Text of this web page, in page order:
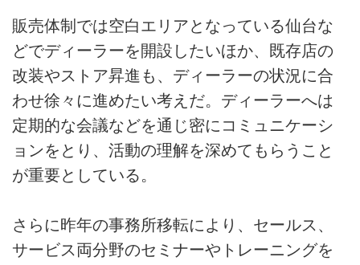
販売体制では空白エリアとなっている仙台な
どでディーラーを開設したいほか、既存店の
改装やストア昇進も、ディーラーの状況に合
わせ徐々に進めたい考えだ。ディーラーへは
定期的な会議などを通じ密にコミュニケーシ
ョンをとり、活動の理解を深めてもらうこと
が重要としている。
さらに昨年の事務所移転により、セールス、
サービス両分野のセミナーやトレーニングを